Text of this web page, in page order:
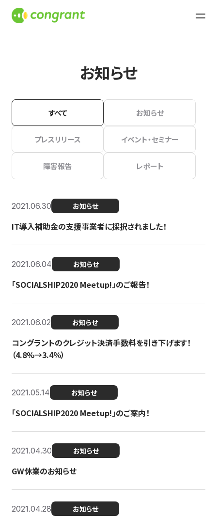
お知らせ
すべて お知らせ
プレスリリース イベント・セミナー
障害報告 レポート
2021.06.30 お知らせ
IT導入補助金の支援事業者に採択されました！
2021.06.04 お知らせ
「SOCIALSHIP2020 Meetup!」のご報告！
2021.06.02 お知らせ
コングラントのクレジット決済手数料を引き下げます！
（4.8%→3.4％）
2021.05.14 お知らせ
「SOCIALSHIP2020 Meetup!」のご案内！
2021.04.30 お知らせ
GW休業のお知らせ
2021.04.28 お知らせ